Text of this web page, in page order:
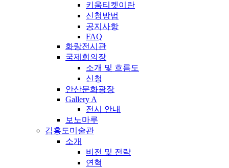
키움티켓이란
신청방법
공지사항
FAQ
화랑전시관
국제회의장
소개 및 흐름도
신청
안산문화광장
Gallery A
전시 안내
보노마루
김홍도미술관
소개
비전 및 전략
연혁